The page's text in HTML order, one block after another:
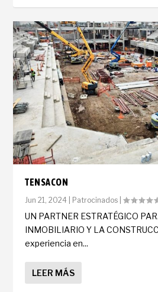
TENSACON
Jun 21, 2024 Patrocinados |
UN PARTNER ESTRATÉGICO
INMOBILIARIO Y LA
experiencia en...
LEER MÁS